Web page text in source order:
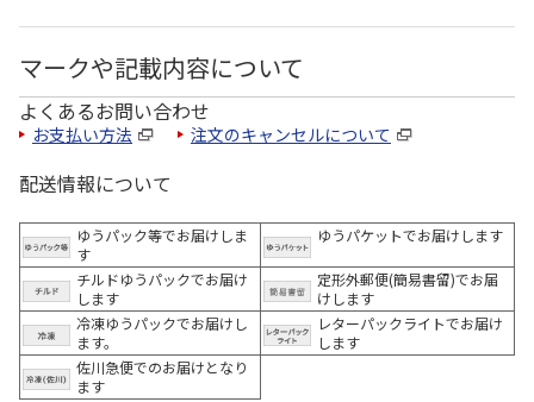
マークや記載内容について
よくあるお問い合わせ
お支払い方法 注文のキャンセルについて
配送情報について
ゆうパック等でお届けしま
す
ゆうパケットでお届けします
チルドゆうパックでお届け
します
定形外郵便(簡易書留)でお届
けします
冷凍ゆうパックでお届けし
ます。
レターパックライトでお届け
します
佐川急便でのお届けとなり
ます